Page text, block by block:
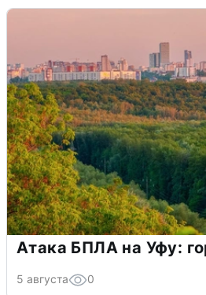
Атака БПЛА на Уфу:
5 августа 0